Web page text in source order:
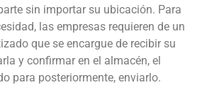
sin importar su ubicación. Para
las empresas requieren de un
que se encargue de recibir su
y confirmar en el almacén, el
para posteriormente, enviarlo.